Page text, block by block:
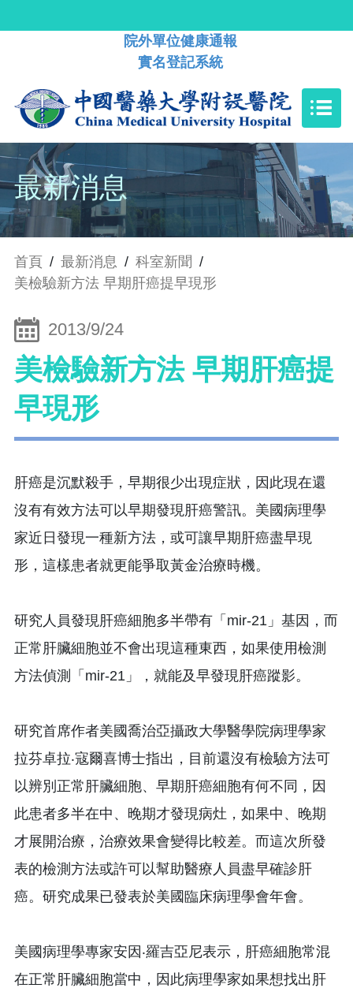
院外單位健康通報
實名登記系統
最新消息
首頁 / 最新消息 / 科室新聞 /
美檢驗新方法 早期肝癌提早現形
2013/9/24
美檢驗新方法 早期肝癌提
早現形
肝癌是沉默殺手，早期很少出現症狀，因此現在還
沒有有效方法可以早期發現肝癌警訊。美國病理學
家近日發現一種新方法，或可讓早期肝癌盡早現
形，這樣患者就更能爭取黃金治療時機。
研究人員發現肝癌細胞多半帶有「mir-21」基因，而
正常肝臟細胞並不會出現這種東西，如果使用檢測
方法偵測「mir-21」，就能及早發現肝癌蹤影。
研究首席作者美國喬治亞攝政大學醫學院病理學家
拉芬卓拉‧寇爾喜博士指出，目前還沒有檢驗方法可
以辨別正常肝臟細胞、早期肝癌細胞有何不同，因
此患者多半在中、晚期才發現病灶，如果中、晚期
才展開治療，治療效果會變得比較差。而這次所發
表的檢測方法或許可以幫助醫療人員盡早確診肝
癌。研究成果已發表於美國臨床病理學會年會。
美國病理學專家安因‧羅吉亞尼表示，肝癌細胞常混
在正常肝臟細胞當中，因此病理學家如果想找出肝